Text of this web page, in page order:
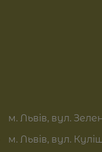
м. Львів, вул.
м. Львів, вул.